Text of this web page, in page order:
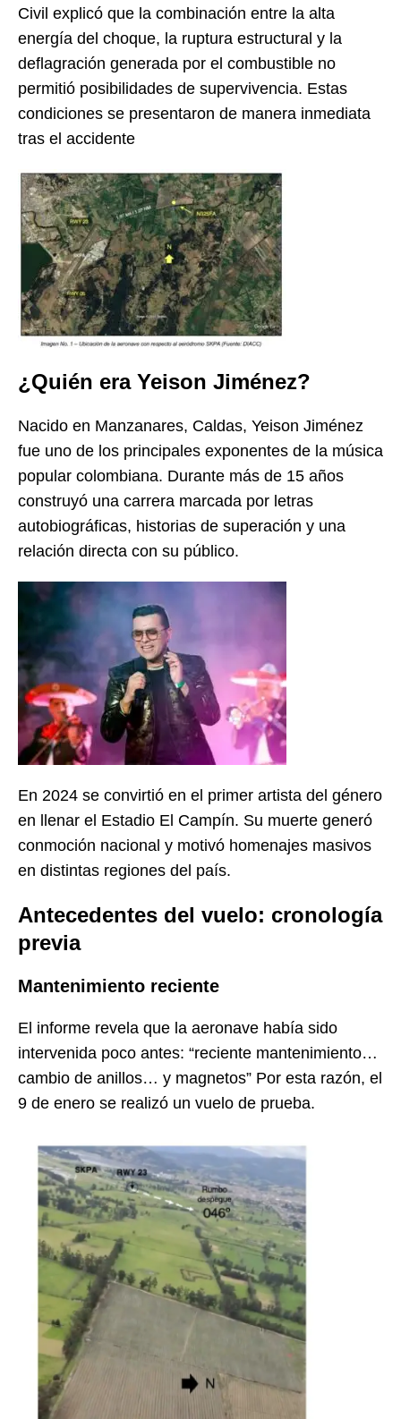
Civil explicó que la combinación entre la alta
energía del choque, la ruptura estructural y la
deflagración generada por el combustible no
permitió posibilidades de supervivencia. Estas
condiciones se presentaron de manera inmediata
tras el accidente
¿Quién era Yeison Jiménez?
Nacido en Manzanares, Caldas, Yeison Jiménez
fue uno de los principales exponentes de la música
popular colombiana. Durante más de 15 años
construyó una carrera marcada por letras
autobiográficas, historias de superación y una
relación directa con su público.
En 2024 se convirtió en el primer artista del género
en llenar el Estadio El Campín. Su muerte generó
conmoción nacional y motivó homenajes masivos
en distintas regiones del país.
Antecedentes del vuelo: cronología
previa
Mantenimiento reciente
El informe revela que la aeronave había sido
intervenida poco antes: “reciente mantenimiento…
cambio de anillos… y magnetos” Por esta razón, el
9 de enero se realizó un vuelo de prueba.